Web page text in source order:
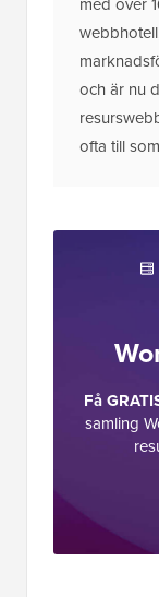
med över
och är nu
ofta till
Få
samling